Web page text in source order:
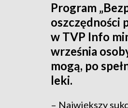
Program
oszczędności
w TVP Info
września
mogą, po
leki.
– Największy